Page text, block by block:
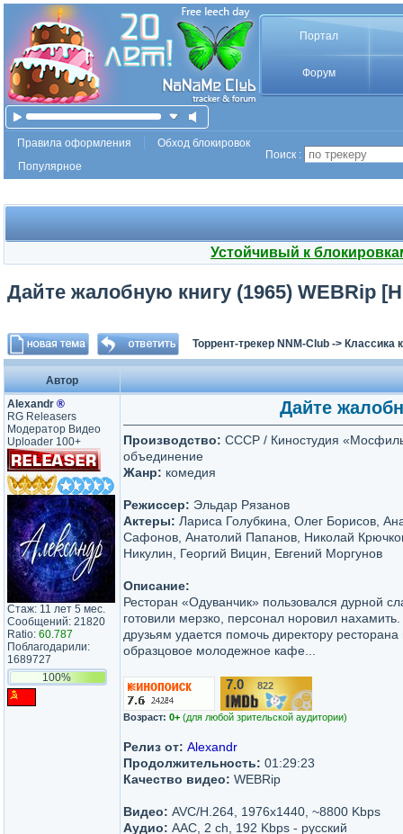
Портал
Форум
Правила оформления
Обход блокировок
Популярное
Поиск :
Устойчивый к
Дайте жалобную книгу (1965) WEBRip
Торрент-трекер NNM-Club -> Классика
Автор
Аlехаndr ®
RG Releasers
Модератор Видео
Uploader 100+
Стаж: 11 лет 5 мес.
Сообщений: 21820
Ratio: 60.787
Поблагодарили:
1689727
100%
Дайте
Производство: СССР / Киностудия
объединение
Жанр: комедия
Режиссер: Эльдар Рязанов
Актеры: Лариса Голубкина, Олег Борисов,
Сафонов, Анатолий Папанов, Николай
Никулин, Георгий Вицин, Евгений Моргунов
Описание:
Ресторан «Одуванчик» пользовался дурной
готовили мерзко, персонал норовил
друзьям удается помочь директору
образцовое молодежное кафе...
7.0 822
Возраст: 0+ (для любой зрительской аудитории)
Релиз от: Alexandr
Продолжительность: 01:29:23
Качество видео: WEBRip
Видео: AVC/H.264, 1976x1440, ~8800 Kbps
Аудио: AAC, 2 ch, 192 Kbps - русский